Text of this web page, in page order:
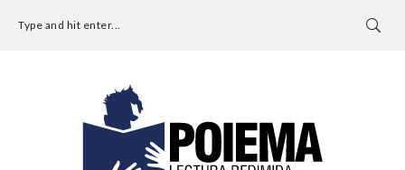
Type and hit enter...